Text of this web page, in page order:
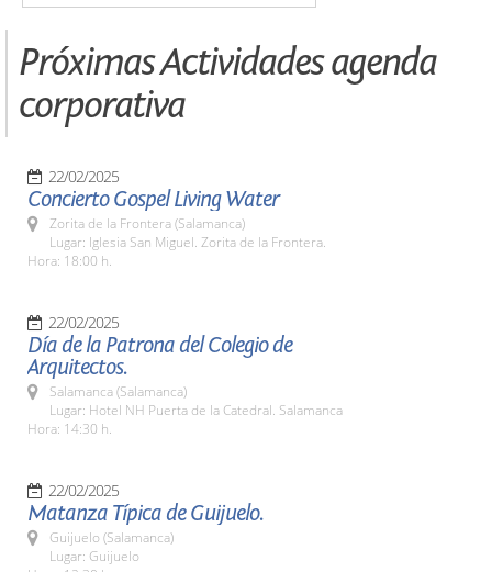
Próximas Actividades agenda
corporativa
22/02/2025
Concierto Gospel Living Water
Zorita de la Frontera (Salamanca)
Lugar: Iglesia San Miguel. Zorita de la Frontera.
Hora: 18:00 h.
22/02/2025
Día de la Patrona del Colegio de
Arquitectos.
Salamanca (Salamanca)
Lugar: Hotel NH Puerta de la Catedral. Salamanca
Hora: 14:30 h.
22/02/2025
Matanza Típica de Guijuelo.
Guijuelo (Salamanca)
Lugar: Guijuelo